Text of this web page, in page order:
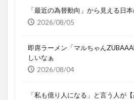
「最近の為替動向」から見える日
2026/08/05
即席ラーメン「マルちゃん
しいなぁ
2026/08/04
「私も億り人になる」と言う人が